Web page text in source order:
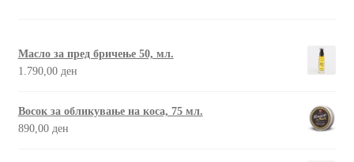
Масло за пред бричење 50, мл.
1.790,00 ден
Восок за обликување на коса, 75 мл.
890,00 ден